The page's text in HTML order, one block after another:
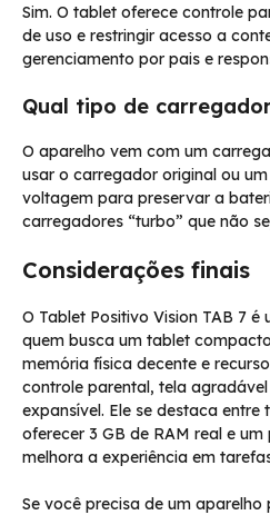
Sim. O tablet oferece controle
de uso e restringir acesso a
gerenciamento por pais e
Qual tipo de
O aparelho vem com um
usar o carregador original ou
voltagem para preservar a
carregadores “turbo” que não
Considerações finais
O Tablet Positivo Vision TAB 7
quem busca um tablet
memória física decente e
controle parental, tela
expansível. Ele se destaca
oferecer 3 GB de RAM real e
melhora a experiência em
Se você precisa de um